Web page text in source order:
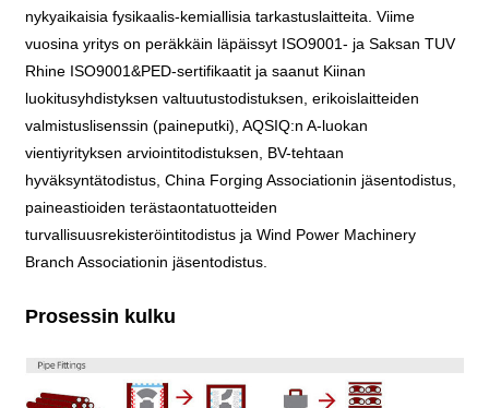
nykyaikaisia ​​fysikaalis-kemiallisia tarkastuslaitteita. Viime
vuosina yritys on peräkkäin läpäissyt ISO9001- ja Saksan TUV
Rhine ISO9001&PED-sertifikaatit ja saanut Kiinan
luokitusyhdistyksen valtuutustodistuksen, erikoislaitteiden
valmistuslisenssin (paineputki), AQSIQ:n A-luokan
vientiyrityksen arviointitodistuksen, BV-tehtaan
hyväksyntätodistus, China Forging Associationin jäsentodistus,
paineastioiden terästaontatuotteiden
turvallisuusrekisteröintitodistus ja Wind Power Machinery
Branch Associationin jäsentodistus.
Prosessin kulku